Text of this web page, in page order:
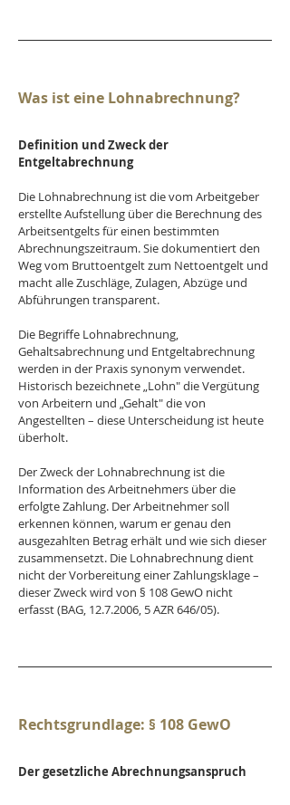
Was ist eine Lohnabrechnung?
Definition und Zweck der
Entgeltabrechnung
Die Lohnabrechnung ist die vom Arbeitgeber
erstellte Aufstellung über die Berechnung des
Arbeitsentgelts für einen bestimmten
Abrechnungszeitraum. Sie dokumentiert den
Weg vom Bruttoentgelt zum Nettoentgelt und
macht alle Zuschläge, Zulagen, Abzüge und
Abführungen transparent.
Die Begriffe Lohnabrechnung,
Gehaltsabrechnung und Entgeltabrechnung
werden in der Praxis synonym verwendet.
Historisch bezeichnete „Lohn" die Vergütung
von Arbeitern und „Gehalt" die von
Angestellten – diese Unterscheidung ist heute
überholt.
Der Zweck der Lohnabrechnung ist die
Information des Arbeitnehmers über die
erfolgte Zahlung. Der Arbeitnehmer soll
erkennen können, warum er genau den
ausgezahlten Betrag erhält und wie sich dieser
zusammensetzt. Die Lohnabrechnung dient
nicht der Vorbereitung einer Zahlungsklage –
dieser Zweck wird von § 108 GewO nicht
erfasst (BAG, 12.7.2006, 5 AZR 646/05).
Rechtsgrundlage: § 108 GewO
Der gesetzliche Abrechnungsanspruch